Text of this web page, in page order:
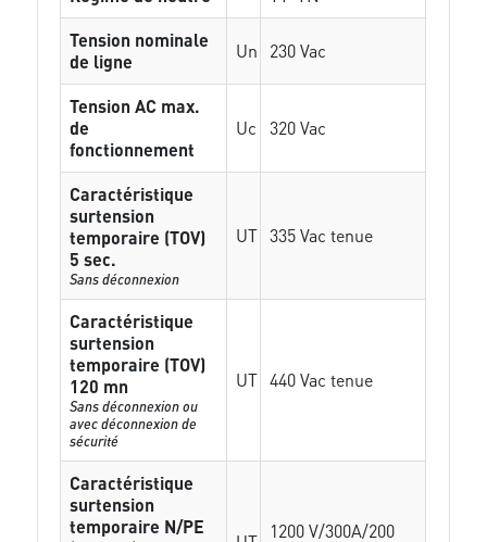
Tension nominale
de ligne
Un 230 Vac
Tension AC max.
de
fonctionnement
Uc 320 Vac
Caractéristique
surtension
temporaire (TOV)
5 sec.
Sans déconnexion
UT 335 Vac tenue
Caractéristique
surtension
temporaire (TOV)
120 mn
Sans déconnexion ou
avec déconnexion de
sécurité
UT 440 Vac tenue
Caractéristique
surtension
temporaire N/PE
1200 V/300A/200